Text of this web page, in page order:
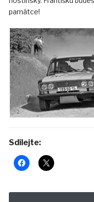
památce!
Sdílejte: